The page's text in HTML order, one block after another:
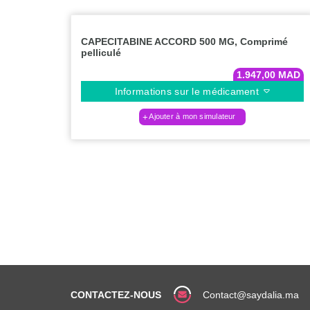
CAPECITABINE ACCORD 500 MG, Comprimé
pelliculé
1.947,00 MAD
Informations sur le médicament
Ajouter à mon simulateur
CONTACTEZ-NOUS Contact@saydalia.ma